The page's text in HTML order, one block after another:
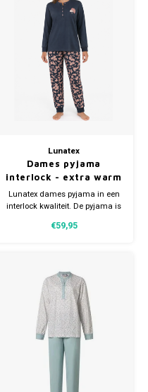
Lunatex
Dames pyjama
interlock - extra warm
Lunatex dames pyjama in een
interlock kwaliteit. De pyjama is
Gemaakt van 80% katoen en
€59,95